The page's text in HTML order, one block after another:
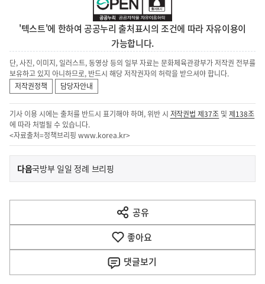
'텍스트'에 한하여 공공누리 출처표시의 조건에 따라 자유이용이
가능합니다.
단, 사진, 이미지, 일러스트, 동영상 등의 일부 자료는 문화체육관광부가 저작권 전부를
보유하고 있지 아니하므로, 반드시 해당 저작권자의 허락을 받으셔야 합니다.
저작권정책
담당자안내
기사 이용 시에는 출처를 반드시 표기해야 하며, 위반 시 저작권법 제37조 및제138조
에 따라 처벌될 수 있습니다.
<자료출처=정책브리핑 www.korea.kr>
이
전
다
음
다음기
국방부 일일 정례 브리핑
공유
열
기
좋아요
댓글보기